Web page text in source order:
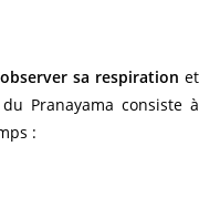
sa respiration et
Pranayama consiste à
: